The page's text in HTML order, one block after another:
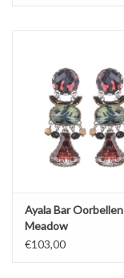
Ayala Bar Oorbellen
Meadow
€103,00